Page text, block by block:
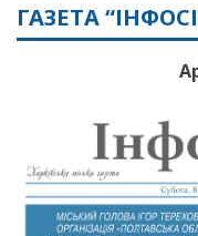
ГАЗЕТА